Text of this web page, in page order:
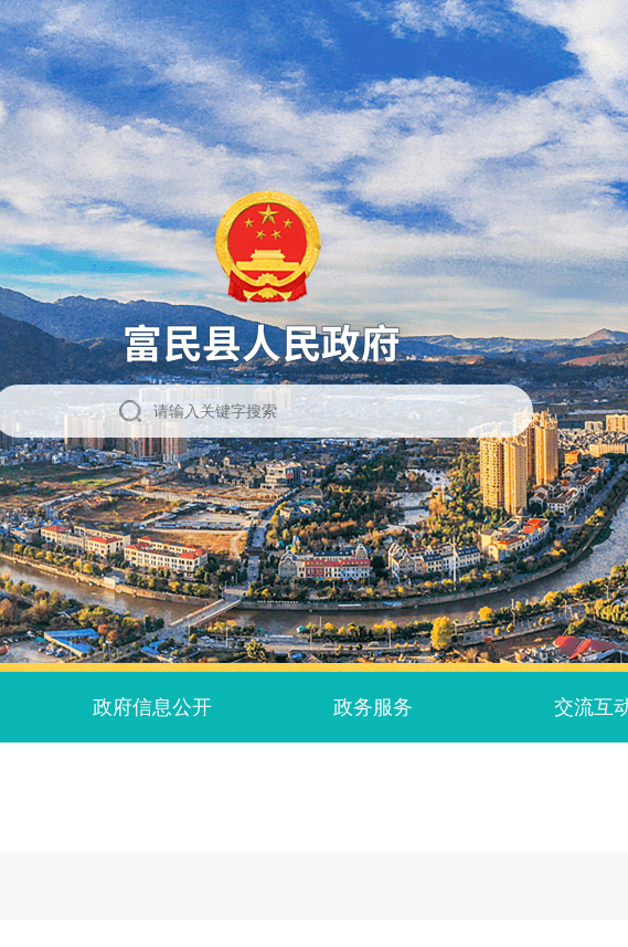
政府信息公开 政务服务 交流互